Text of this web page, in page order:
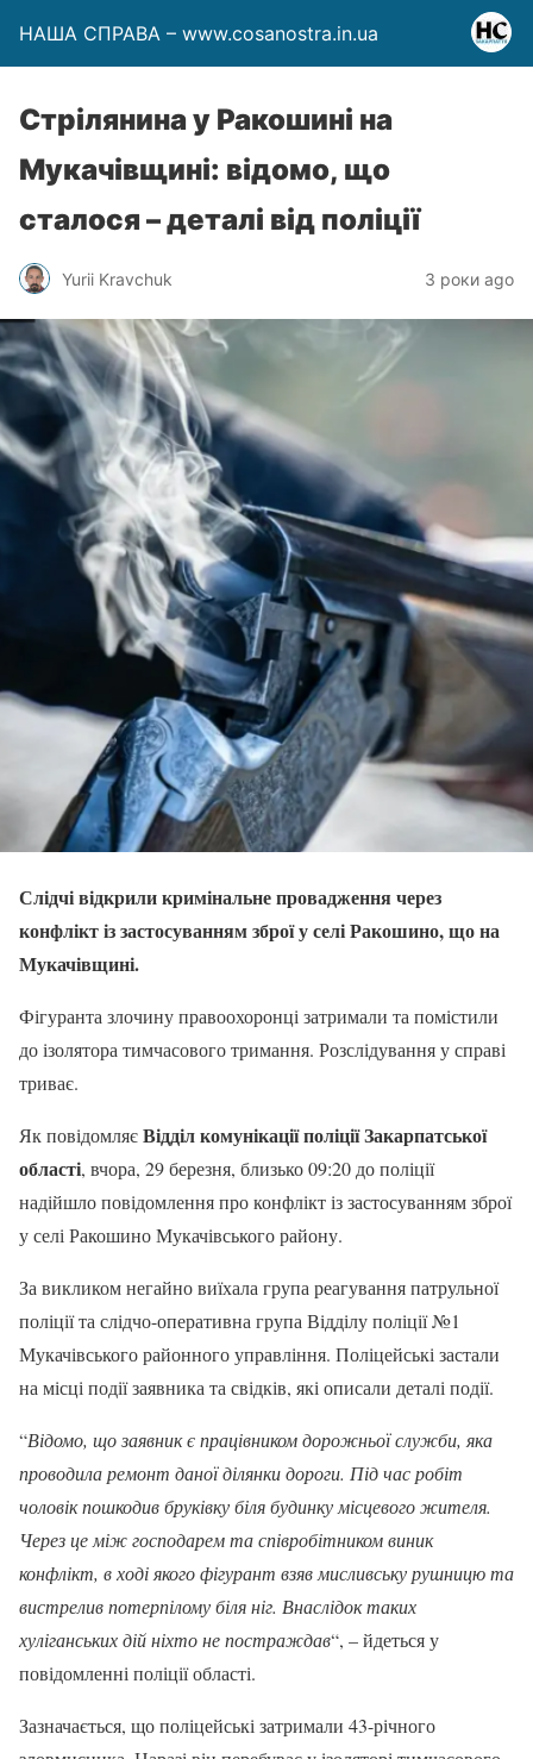
НАША СПРАВА – www.cosanostra.in.ua
Стрілянина у Ракошині на
Мукачівщині: відомо, що
сталося – деталі від поліції
Yurii Kravchuk 3 роки ago
Слідчі відкрили кримінальне провадження через
конфлікт із застосуванням зброї у селі Ракошино, що на
Мукачівщині.
Фігуранта злочину правоохоронці затримали та помістили
до ізолятора тимчасового тримання. Розслідування у справі
триває.
Як повідомляєВідділ комунікації поліції Закарпатської
області, вчора, 29 березня, близько 09:20 до поліції
надійшло повідомлення про конфлікт із застосуванням зброї
у селі Ракошино Мукачівського району.
За викликом негайно виїхала група реагування патрульної
поліції та слідчо-оперативна група Відділу поліції №1
Мукачівського районного управління. Поліцейські застали
на місці події заявника та свідків, які описали деталі події.
“Відомо, що заявник є працівником дорожньої служби, яка
проводила ремонт даної ділянки дороги. Під час робіт
чоловік пошкодив бруківку біля будинку місцевого жителя.
Через це між господарем та співробітником виник
конфлікт, в ході якого фігурант взяв мисливську рушницю та
вистрелив потерпілому біля ніг. Внаслідок таких
хуліганських дій ніхто не постраждав“, – йдеться у
повідомленні поліції області.
Зазначається, що поліцейські затримали 43-річного